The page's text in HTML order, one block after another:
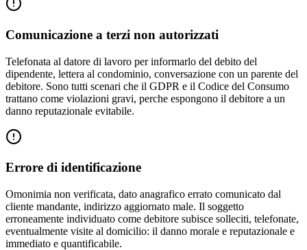
Comunicazione a terzi non autorizzati
Telefonata al datore di lavoro per informarlo del debito del
dipendente, lettera al condominio, conversazione con un parente del
debitore. Sono tutti scenari che il GDPR e il Codice del Consumo
trattano come violazioni gravi, perche espongono il debitore a un
danno reputazionale evitabile.
Errore di identificazione
Omonimia non verificata, dato anagrafico errato comunicato dal
cliente mandante, indirizzo aggiornato male. Il soggetto
erroneamente individuato come debitore subisce solleciti, telefonate,
eventualmente visite al domicilio: il danno morale e reputazionale e
immediato e quantificabile.